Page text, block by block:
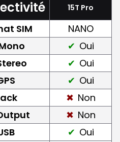
15T Pro
SIM
NANO
Oui
Oui
Oui
Non
Non
Oui